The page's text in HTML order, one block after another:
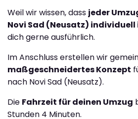
Weil wir wissen, dass jeder
Novi Sad (Neusatz) individuell
dich gerne ausführlich.
Im Anschluss erstellen wir
maßgeschneidertes Konzept
nach Novi Sad (Neusatz).
Die Fahrzeit für deinen Umzug
Stunden 4 Minuten.